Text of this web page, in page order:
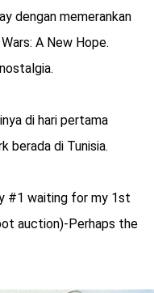
dengan memerankan
A New Hope.
di hari pertama
berada di Tunisia.
#1 waiting for my 1st
auction)-Perhaps the